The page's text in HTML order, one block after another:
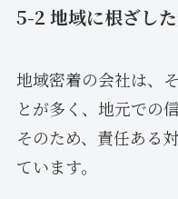
5-2 地域に根ざし
地域密着の会社は、
とが多く、地元での
そのため、責任ある
ています。